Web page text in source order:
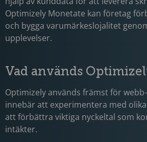
Optimizely Monetate kan företag
och bygga varumärkeslojalitet
upplevelser.
Vad används
Optimizely används främst för
innebär att experimentera med
att förbättra viktiga nyckeltal som
intäkter.